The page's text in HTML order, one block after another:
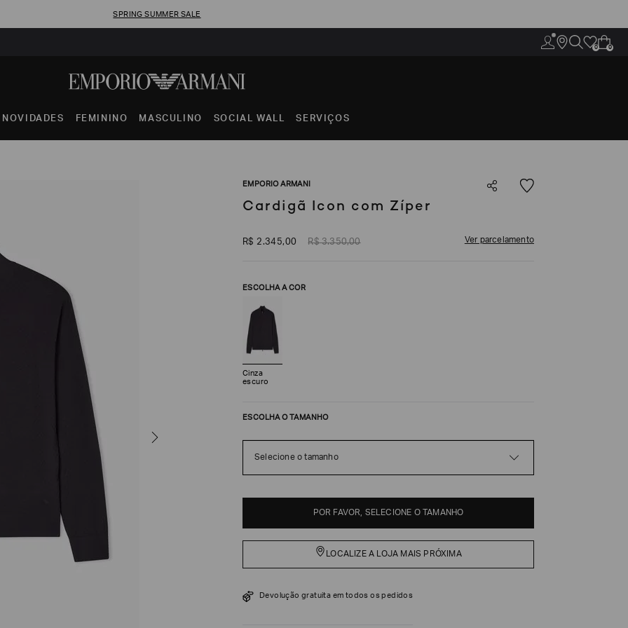
SPRING SUMMER SALE
0 0
NOVIDADES FEMININO MASCULINO SOCIAL WALL SERVIÇOS
EMPORIO ARMANI
Cardigã Icon com Zíper
R$ 2.345,00 R$ 3.350,00 Ver parcelamento
ESCOLHA A COR
Cinza
escuro
ESCOLHA O TAMANHO
Selecione o tamanho
POR FAVOR, SELECIONE O TAMANHO
345 LOCALIZE A LOJA MAIS PRÓXIMA
Devolução gratuita em todos os pedidos